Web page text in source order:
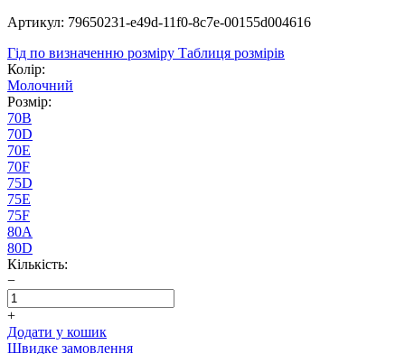
Артикул: 79650231-e49d-11f0-8c7e-00155d004616
Гід по визначенню розміру Таблиця розмірів
Колір:
Молочний
Розмір:
70B
70D
70E
70F
75D
75E
75F
80A
80D
Кількість:
−
+
Додати у кошик
Швидке замовлення